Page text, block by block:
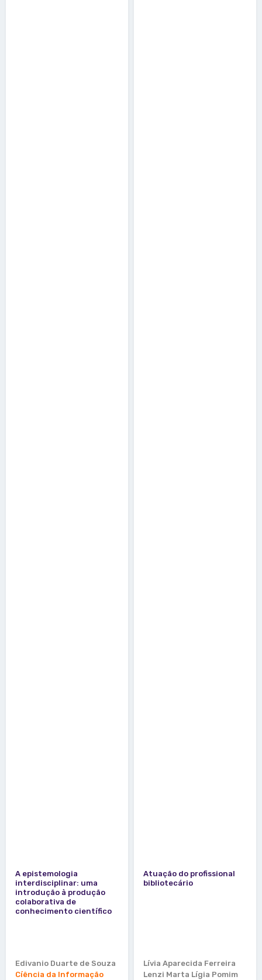
A epistemologia
interdisciplinar: uma
introdução à produção
colaborativa de
conhecimento científico
Edivanio Duarte de Souza
Cíência da Informação
Atuação do profissional
bibliotecário
Lívia Aparecida Ferreira
Lenzi Marta Lígia Pomim